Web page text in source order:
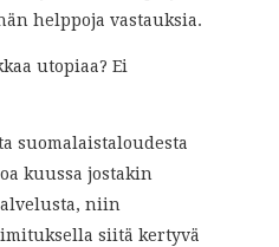
helppoja vastauksia.
utopiaa? Ei
suomalaistaloudesta
kuussa jostakin
niin
siitä kertyvä